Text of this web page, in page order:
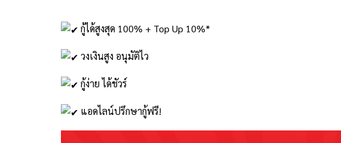
กู้ได้สูงสุด 100% + Top Up 10%*
วงเงินสูง อนุมัติไว
กู้ง่าย ได้ชัวร์
แอดไลน์ปรึกษากู้ฟรี!